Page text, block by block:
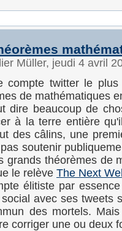
Müller, jeudi 4 avril
compte twitter le
de mathématiques
dire beaucoup de
à la terre entière
des câlins, une
soutenir
grands théorèmes de
le relève The Next
élitiste par
avec ses tweets
des mortels.
corriger une ou deux